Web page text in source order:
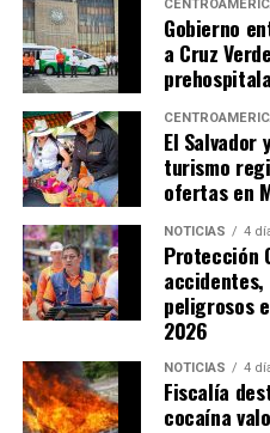
fiscales», al considerar que
permanecen sin
económico y terminan
carga tributaria.
Cortés también señaló que
enfrenta limitaciones
dificultan combatir la
casos relacionados con
precios de transferencia.
Gobierno
a Cruz
El Salvador
turismo
ofertas en
NOTICIAS 4
Protección
peligrosos
2026
NOTICIAS 4
Fiscalía
cocaína